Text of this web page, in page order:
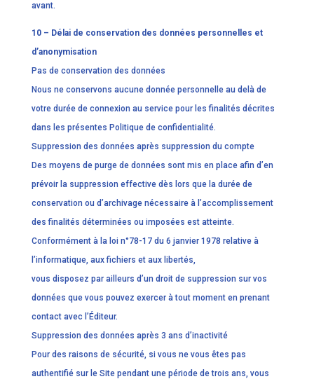
avant.
10 – Délai de conservation des données personnelles et
d’anonymisation
Pas de conservation des données
Nous ne conservons aucune donnée personnelle au delà de
votre durée de connexion au service pour les finalités décrites
dans les présentes Politique de confidentialité.
Suppression des données après suppression du compte
Des moyens de purge de données sont mis en place afin d’en
prévoir la suppression effective dès lors que la durée de
conservation ou d’archivage nécessaire à l’accomplissement
des finalités déterminées ou imposées est atteinte.
Conformément à la loi n°78-17 du 6 janvier 1978 relative à
l’informatique, aux fichiers et aux libertés,
vous disposez par ailleurs d’un droit de suppression sur vos
données que vous pouvez exercer à tout moment en prenant
contact avec l’Éditeur.
Suppression des données après 3 ans d’inactivité
Pour des raisons de sécurité, si vous ne vous êtes pas
authentifié sur le Site pendant une période de trois ans, vous